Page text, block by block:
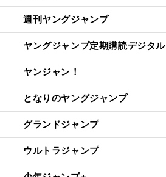
週刊ヤングジャンプ
ヤングジャンプ定期購読デジタル
ヤンジャン！
となりのヤングジャンプ
グランドジャンプ
ウルトラジャンプ